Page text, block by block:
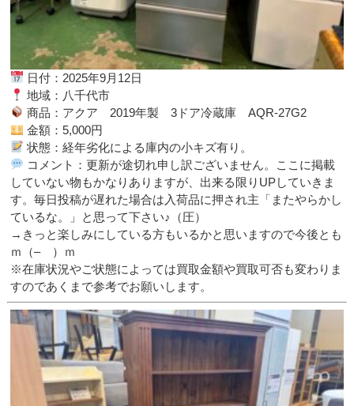
日付：2025年9月12日
地域：八千代市
商品：アクア 2019年製 3ドア冷蔵庫 AQR-27G2
金額：5,000円
状態：経年劣化による庫内の小キズ有り。
コメント：更新が途切れ申し訳ございません。ここに掲載
していない物もかなりありますが、出来る限りUPしていきま
す。毎日投稿が遅れた場合は入荷品に押され主「またやらかし
ているな。」と思って下さい♪（圧）
→きっと楽しみにしている方もいるかと思いますので今後とも
ｍ（– ）ｍ
※在庫状況やご状態によっては買取金額や買取可否も変わりま
すのであくまで参考でお願いします。